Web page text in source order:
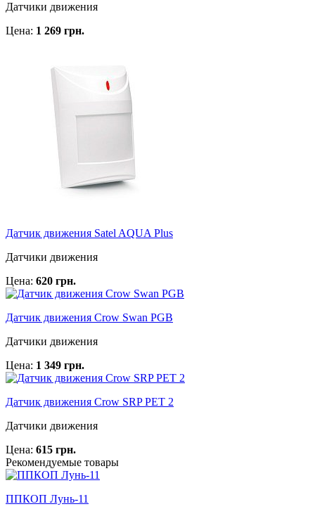
Датчики движения
Цена: 1 269 грн.
Датчик движения Satel AQUA Plus
Датчики движения
Цена: 620 грн.
Датчик движения Crow Swan PGB
Датчики движения
Цена: 1 349 грн.
Датчик движения Crow SRP PET 2
Датчики движения
Цена: 615 грн.
Рекомендуемые товары
ППКОП Лунь-11